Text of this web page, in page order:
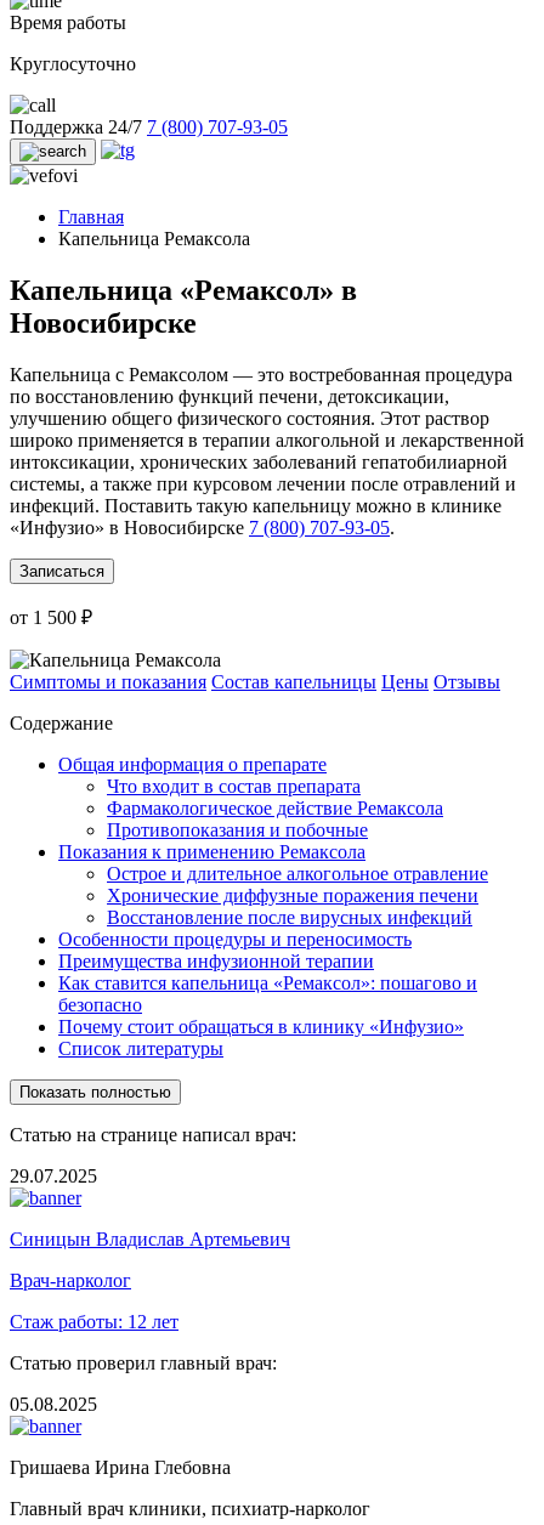
Время работы
Круглосуточно
Поддержка 24/7 7 (800) 707-93-05
Главная
Капельница Ремаксола
Капельница «Ремаксол» в
Новосибирске
Капельница с Ремаксолом — это востребованная процедура
по восстановлению функций печени, детоксикации,
улучшению общего физического состояния. Этот раствор
широко применяется в терапии алкогольной и лекарственной
интоксикации, хронических заболеваний гепатобилиарной
системы, а также при курсовом лечении после отравлений и
инфекций. Поставить такую капельницу можно в клинике
«Инфузио» в Новосибирске 7 (800) 707-93-05.
Записаться
от 1 500 ₽
Симптомы и показания Состав капельницы Цены Отзывы
Содержание
Общая информация о препарате
Что входит в состав препарата
Фармакологическое действие Ремаксола
Противопоказания и побочные
Показания к применению Ремаксола
Острое и длительное алкогольное отравление
Хронические диффузные поражения печени
Восстановление после вирусных инфекций
Особенности процедуры и переносимость
Преимущества инфузионной терапии
Как ставится капельница «Ремаксол»: пошагово и
безопасно
Почему стоит обращаться в клинику «Инфузио»
Список литературы
Показать полностью
Статью на странице написал врач:
29.07.2025
Синицын Владислав Артемьевич
Врач-нарколог
Стаж работы: 12 лет
Статью проверил главный врач:
05.08.2025
Гришаева Ирина Глебовна
Главный врач клиники, психиатр-нарколог